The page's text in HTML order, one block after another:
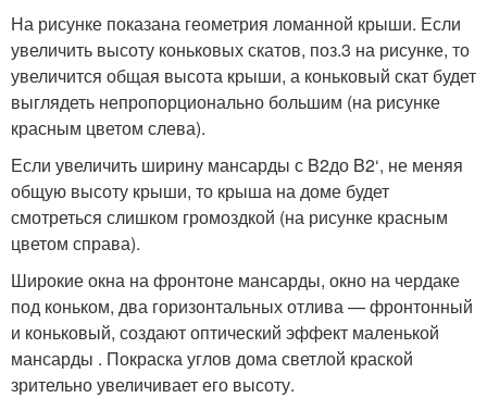
На рисунке показана геометрия ломанной крыши. Если
увеличить высоту коньковых скатов, поз.3 на рисунке, то
увеличится общая высота крыши, а коньковый скат будет
выглядеть непропорционально большим (на рисунке
красным цветом слева).
Если увеличить ширину мансарды с B2до B2‘, не меняя
общую высоту крыши, то крыша на доме будет
смотреться слишком громоздкой (на рисунке красным
цветом справа).
Широкие окна на фронтоне мансарды, окно на чердаке
под коньком, два горизонтальных отлива — фронтонный
и коньковый, создают оптический эффект маленькой
мансарды . Покраска углов дома светлой краской
зрительно увеличивает его высоту.